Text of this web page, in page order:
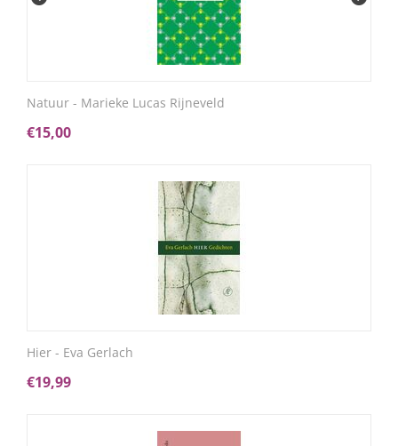
Natuur - Marieke Lucas Rijneveld
€15,00
Hier - Eva Gerlach
€19,99